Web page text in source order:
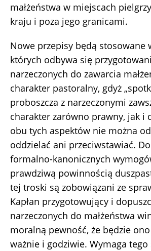
małżeństwa w miejscach
kraju i poza jego granicami.
Nowe przepisy będą stosowane
których odbywa się
narzeczonych do zawarcia
charakter pastoralny, gdyż
proboszcza z narzeczonymi
charakter zarówno prawny, jak i
obu tych aspektów nie można
oddzielać ani przeciwstawiać.
formalno-kanonicznych
prawdziwą powinnością
tej troski są zobowiązani ze
Kapłan przygotowujący i
narzeczonych do małżeństwa
moralną pewność, że będzie
ważnie i godziwie. Wymaga tego